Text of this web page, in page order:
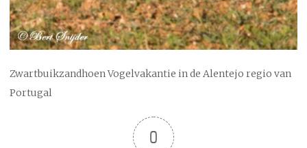
Zwartbuikzandhoen Vogelvakantie in de Alentejo regio van
Portugal
0